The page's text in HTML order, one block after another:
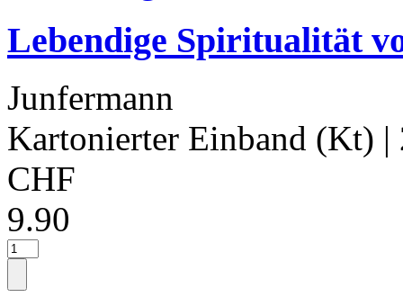
Lebendige Spiritualität
Junfermann
Kartonierter Einband (Kt) |
CHF
9.90